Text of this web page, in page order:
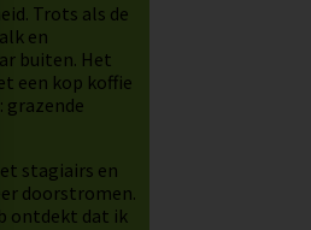
Trots als de
en
buiten. Het
een kop koffie
grazende
stagiairs en
doorstromen.
ontdekt dat ik